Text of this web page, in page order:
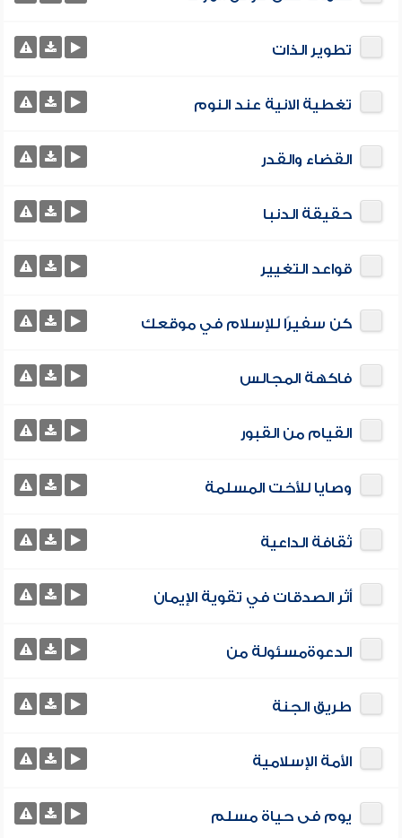
تطوير الذات
تغطية الانية عند النوم
القضاء والقدر
حقيقة الدنبا
قواعد التغيير
كن سفيرًا للإسلام في موقعك
فاكهة المجالس
القيام من القبور
وصايا للأخت المسلمة
ثقافة الداعية
أثر الصدقات في تقوية الإيمان
الدعوةمسئولة من
طريق الجنة
الأمة الإسلامية
يوم فى حياة مسلم